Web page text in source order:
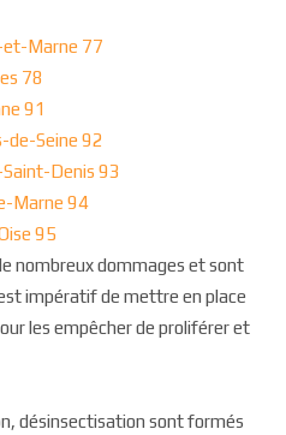
et-Marne 77
78
91
de-Seine 92
Denis 93
Marne 94
95
nombreux dommages et sont
impératif de mettre en place
les empêcher de proliférer et
désinsectisation sont formés